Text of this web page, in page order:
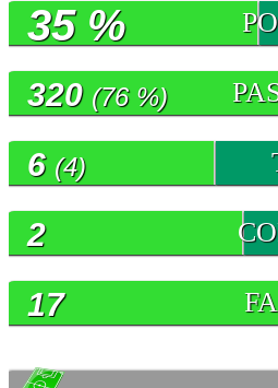
35 %
320 (76 %)
6 (4)
2
17